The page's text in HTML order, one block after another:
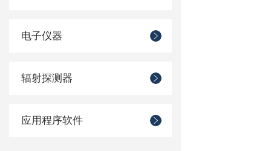
电子仪器
辐射探测器
应用程序软件